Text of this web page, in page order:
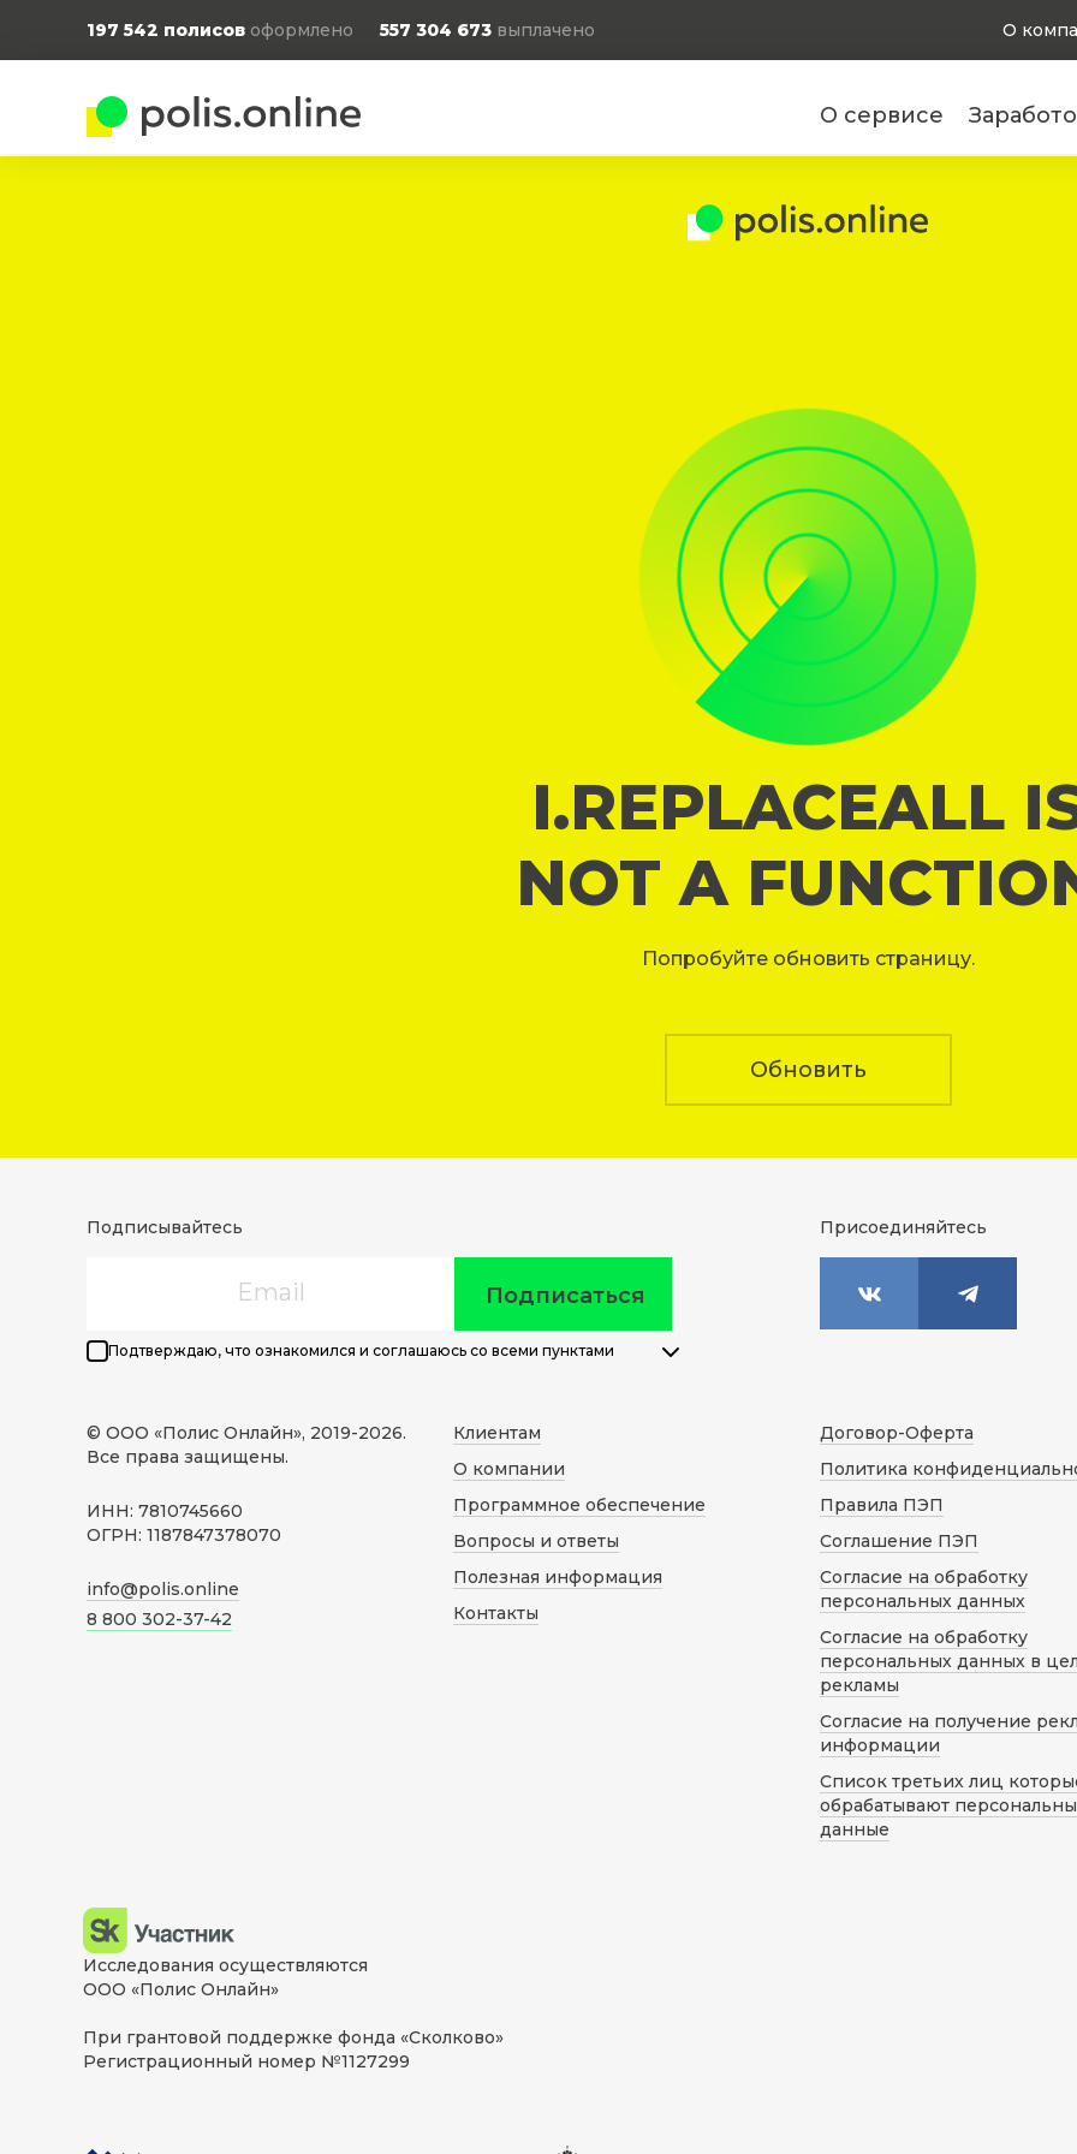
197 542 полисов оформлено 557 304 673 выплачено О
О сервисе
I.REPLACEALL
NOT A
Попробуйте обновить страницу.
Обновить
Подписывайтесь
Подписаться
Подтверждаю, что ознакомился и соглашаюсь со всеми пунктами
Присоединяйтесь
© ООО «Полис Онлайн», 2019-2026.
Все права защищены.
ИНН: 7810745660
ОГРН: 1187847378070
info@polis.online
8 800 302-37-42
Клиентам
О компании
Программное обеспечение
Вопросы и ответы
Полезная информация
Контакты
Договор-Оферта
Политика
Правила ПЭП
Соглашение ПЭП
Согласие на обработку
персональных данных
Согласие на обработку
персональных данных в
рекламы
Согласие на получение
информации
Список третьих лиц
обрабатывают
данные
Исследования осуществляются
ООО «Полис Онлайн»
При грантовой поддержке фонда «Сколково»
Регистрационный номер №1127299